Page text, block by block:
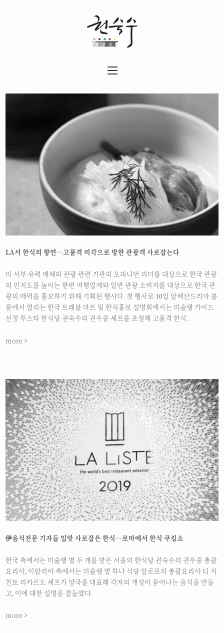
LA서 한식의 향연…고품격 미각으로 방한 관광객 사로잡는다
미 서부 유력 매체와 관광 관련 기관의 오피니언 리더를 대상으로 한국 관광
의 인지도를 높이는 한편 여행업계와 일반 관광 소비자를 대상으로 한국 관
광의 매력을 홍보하기 위해 기획된 행사다. 첫 행사로 10일 알렉산드리아 볼
룸에서 열리는 한국 트래블 마트 및 한식홍보 설명회에서는 미슐랭 가이드
선정 투스타 한식당 권숙수의 권우중 셰프를 초청해 고품격 한식..
more >
伊음식전문 기자들 입맛 사로잡은 한식…로마에서 한식 쿠킹쇼
한국 측에서는 미슐랭 별 두 개를 받은 서울의 한식당 권숙수의 권우중 총괄
요리사, 이탈리아 측에서는 미슐랭 별 하나 식당 알로로의 총괄요리사 디 자
친토 리카르도 셰프가 양국을 대표해 각자의 개성이 묻어나는 음식을 만들
고, 이에 대한 설명을 곁들였다.
more >